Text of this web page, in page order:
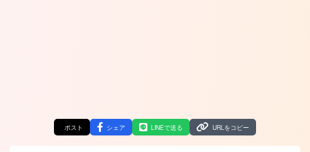
ポスト シェア LINEで送る URLをコピー